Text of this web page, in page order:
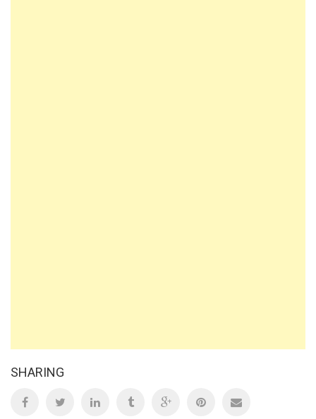
SHARING